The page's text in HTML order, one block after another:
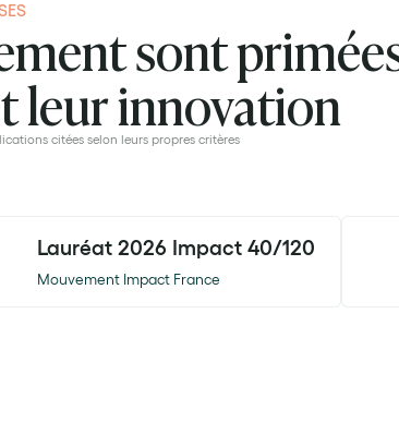
sont
leur innovation
citées selon leurs propres critères
Lauréat 2026 Impact 40/120
Mouvement Impact France